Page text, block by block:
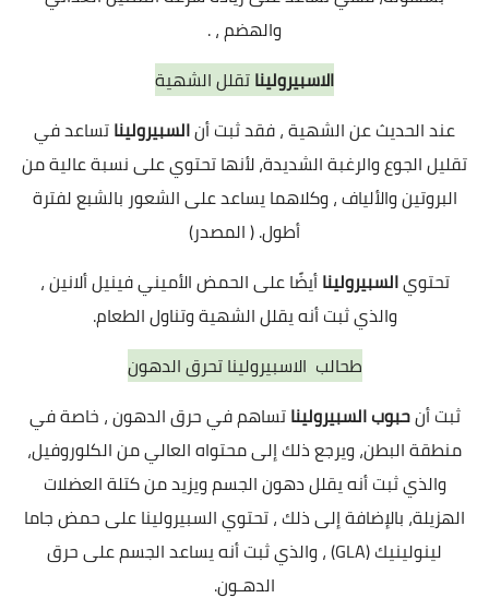
والهضم ، .
الاسبيروليناتقلل الشهية
عند الحديث عن الشهية ، فقد ثبت أنالسبيروليناتساعد في
تقليل الجوع والرغبة الشديدة، لأنها تحتوي على نسبة عالية من
البروتين والألياف ، وكلاهما يساعد على الشعور بالشبع لفترة
أطول. (المصدر)
تحتويالسبيروليناأيضًا على الحمض الأميني فينيل ألانين ،
والذي ثبت أنه يقلل الشهية وتناول الطعام.
طحالب الاسبيرولينا تحرق الدهون
ثبت أنحبوب السبيروليناتساهم في حرق الدهون ، خاصة في
منطقة البطن، ويرجع ذلك إلى محتواه العالي من الكلوروفيل،
والذي ثبت أنه يقلل دهون الجسم ويزيد من كتلة العضلات
الهزيلة، بالإضافة إلى ذلك ، تحتوي السبيرولينا على حمض جاما
لينولينيك (GLA) ، والذي ثبت أنه يساعد الجسم على حرق
الدهـون.